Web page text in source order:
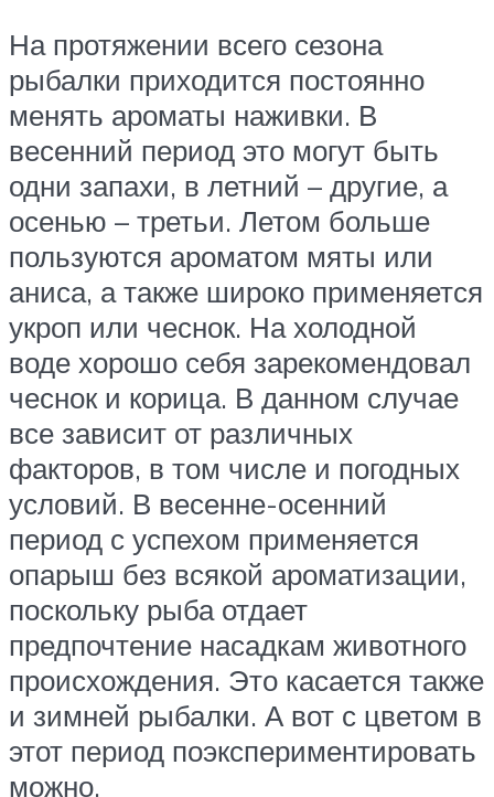
На протяжении всего сезона
рыбалки приходится постоянно
менять ароматы наживки. В
весенний период это могут быть
одни запахи, в летний – другие, а
осенью – третьи. Летом больше
пользуются ароматом мяты или
аниса, а также широко применяется
укроп или чеснок. На холодной
воде хорошо себя зарекомендовал
чеснок и корица. В данном случае
все зависит от различных
факторов, в том числе и погодных
условий. В весенне-осенний
период с успехом применяется
опарыш без всякой ароматизации,
поскольку рыба отдает
предпочтение насадкам животного
происхождения. Это касается также
и зимней рыбалки. А вот с цветом в
этот период поэкспериментировать
можно.